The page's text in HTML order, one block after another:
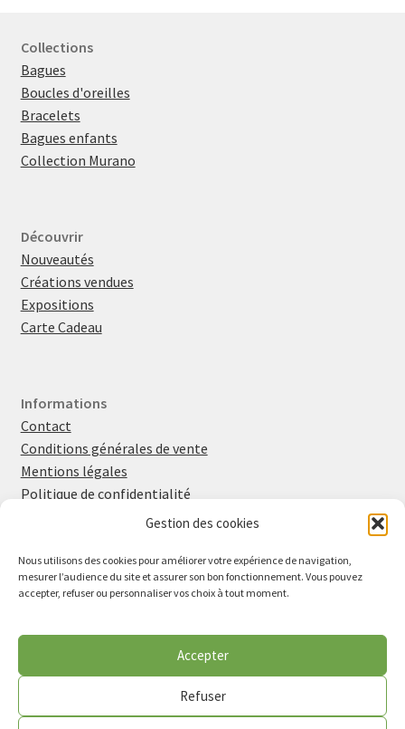
Gestion des cookies
Nous utilisons des cookies pour améliorer votre expérience de navigation,
mesurer l’audience du site et assurer son bon fonctionnement. Vous pouvez
accepter, refuser ou personnaliser vos choix à tout moment.
Accepter
Refuser
Collections
Bagues
Boucles d'oreilles
Bracelets
Bagues enfants
Collection Murano
Découvrir
Nouveautés
Créations vendues
Expositions
Carte Cadeau
Informations
Contact
Conditions générales de vente
Mentions légales
Politique de confidentialité
Politique en matière de cookies
Retrouvez-moi surInstagrametFacebook
Vu dans la presse
Lire l'article de Midi Libre (avril 2026)